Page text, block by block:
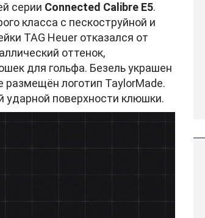
серии Connected Calibre E5.
класса с пескоструйной и
TAG Heuer отказался от
оттенок,
для гольфа. Безель украшен
размещён логотип TaylorMade.
ударной поверхности клюшки.